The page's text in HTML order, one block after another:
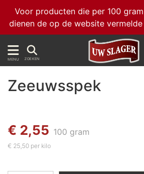
Voor producten die per 100
dienen de op de website
MENU ZOEKEN
Zeeuwsspek
€ 2,55 100 gram
€ 25,50 per kilo